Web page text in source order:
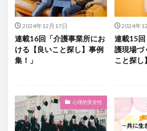
2024年12月17日
連載16回「介護事業所にお
ける【良いこと探し】事例
集！」
2024年
連載15
護現場づ
こと探し
心理的安全性
住宅型有料老人ホーム
働き続けたい
勤務表
勤怠管理 千の風・河内
吉田貴宏
名古屋市緑区 和光苑
改善
介護ICT
言葉
自己肯定感
芳賀沙織
茨城県大
行動心理学
補助金
見守り